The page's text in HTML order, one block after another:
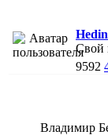
Hedin
Свой
9592
Владимир